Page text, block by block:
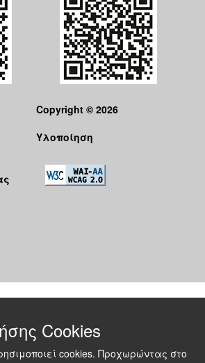
Copyright © 2026
Υλοποίηση
Cookies
cookies. Προχωρώντας στο